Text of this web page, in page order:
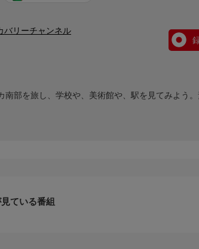
バリーチャンネル
南部を旅し、学校や、美術館や、駅を見てみよう
ている番組